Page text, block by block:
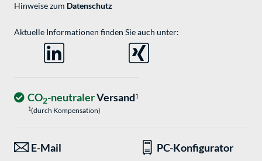
Hinweise zum Datenschutz
Aktuelle Informationen finden Sie auch unter:
CO2-neutralerVersand1
1(durch Kompensation)
E-Mail PC-Konfigurator